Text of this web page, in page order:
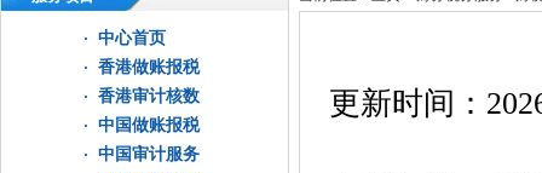
中心首页
香港做账报税
香港审计核数
中国做账报税
中国审计服务
更新时间：